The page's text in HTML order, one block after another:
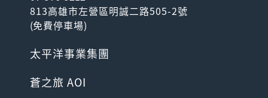
813高雄市左營區明誠二路505-2號
(免費停車場)
太平洋事業集團
蒼之旅 AOI